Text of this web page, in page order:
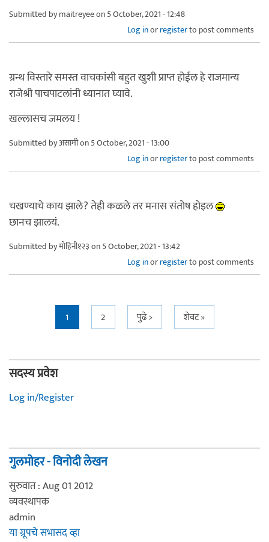
Submitted bymaitreyeeon 5 October, 2021 - 12:48
Log inorregisterto post comments
ग्रन्थ विस्तारे समस्त वाचकांसी बहुत खुशी प्राप्त होईल हे राजमान्य
राजेश्री पाचपाटलांनी ध्यानात घ्यावे.
खल्लासच जमलय !
Submitted byअसामीon 5 October, 2021 - 13:00
Log inorregisterto post comments
चखण्याचे काय झाले? तेही कळले तर मनास संतोष होइल
छानच झालयं.
Submitted byमोहिनी१२३on 5 October, 2021 - 13:42
Log inorregisterto post comments
1 2 पुढे > शेवट »
सदस्य प्रवेश
Log in/Register
गुलमोहर - विनोदी लेखन
सुरुवात : Aug 01 2012
व्यवस्थापक
admin
या ग्रूपचे सभासद व्हा